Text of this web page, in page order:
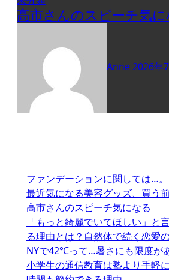
高市さんのスピーチ気に
Anne2026年
ファンデーションに関しては…。
最近気になる美容グッズ、買う
高市さんのスピーチ気になる
「もっと綺麗でいてほしい」と
る理由とは？自然体で続く恋愛
NYで42℃って…暑さにも限度が
小学生の通信教育は塾より手軽